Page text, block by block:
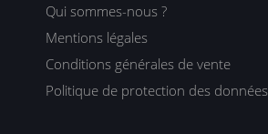
Qui sommes-nous ?
Mentions légales
Conditions générales de vente
Politique de protection des données